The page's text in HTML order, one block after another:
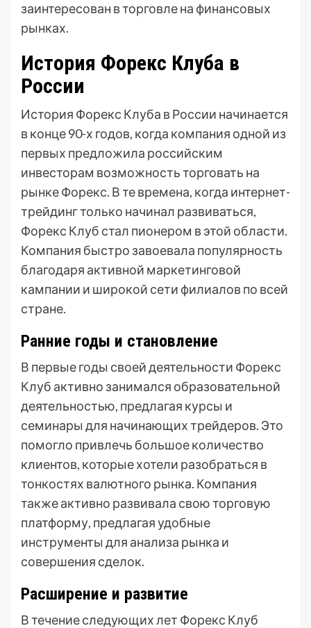
заинтересован в торговле на финансовых
рынках.
История Форекс Клуба в
России
История Форекс Клуба в России начинается
в конце 90-х годов, когда компания одной из
первых предложила российским
инвесторам возможность торговать на
рынке Форекс. В те времена, когда интернет-
трейдинг только начинал развиваться,
Форекс Клуб стал пионером в этой области.
Компания быстро завоевала популярность
благодаря активной маркетинговой
кампании и широкой сети филиалов по всей
стране.
Ранние годы и становление
В первые годы своей деятельности Форекс
Клуб активно занимался образовательной
деятельностью, предлагая курсы и
семинары для начинающих трейдеров. Это
помогло привлечь большое количество
клиентов, которые хотели разобраться в
тонкостях валютного рынка. Компания
также активно развивала свою торговую
платформу, предлагая удобные
инструменты для анализа рынка и
совершения сделок.
Расширение и развитие
В течение следующих лет Форекс Клуб